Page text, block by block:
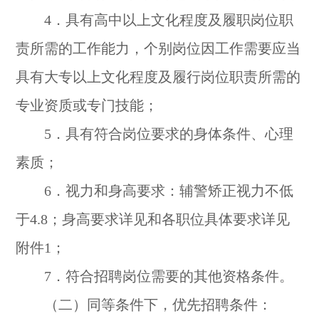
4．具有高中以上文化程度及履职岗位职
责所需的工作能力，个别岗位因工作需要应当
具有大专以上文化程度及履行岗位职责所需的
专业资质或专门技能；
5．具有符合岗位要求的身体条件、心理
素质；
6．视力和身高要求：辅警矫正视力不低
于4.8；身高要求详见和各职位具体要求详见
附件1；
7．符合招聘岗位需要的其他资格条件。
（二）同等条件下，优先招聘条件：